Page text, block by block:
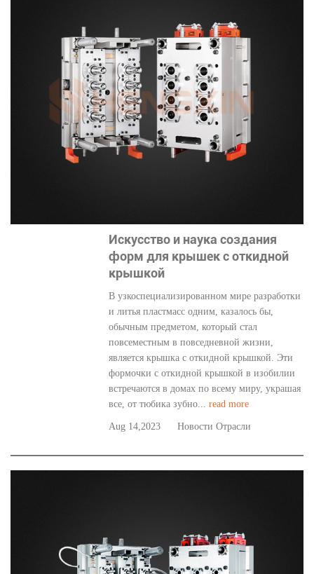
Искусство и наука создания
форм для крышек с откидной
крышкой
В узкоспециализированном мире разработки
и литья пластмасс одним, казалось бы,
обычным предметом, который стал
повсеместным в повседневной жизни,
является крышка с откидной крышкой. Эти
формочки с откидной крышкой в ​​изобилии
встречаются в домах по всему миру, украшая
все, от тюбика зубно...read more
Aug 14,2023 Новости Отрасли